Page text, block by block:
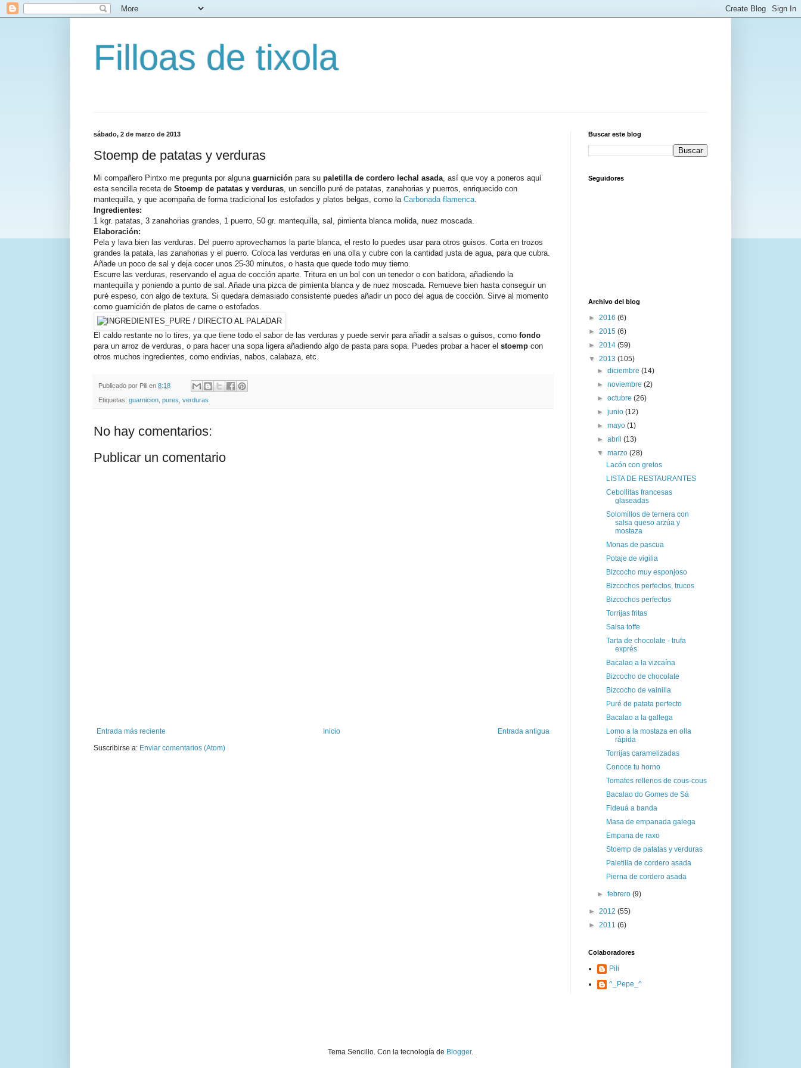
Filloas de tixola
sábado, 2 de marzo de 2013
Stoemp de patatas y verduras
Mi compañero Pintxo me pregunta por alguna guarnición para su paletilla de cordero lechal asada , así que voy a poneros aquí
esta sencilla receta de Stoemp de patatas y verduras , un sencillo puré de patatas, zanahorias y puerros, enriquecido con
mantequilla, y que acompaña de forma tradicional los estofados y platos belgas, como la Carbonada flamenca
Ingredientes:
1 kgr. patatas, 3 zanahorias grandes, 1 puerro, 50 gr. mantequilla, sal, pimienta blanca molida, nuez moscada.
Elaboración:
Pela y lava bien las verduras. Del puerro aprovechamos la parte blanca, el resto lo puedes usar para otros guisos. Corta en trozos
grandes la patata, las zanahorias y el puerro. Coloca las verduras en una olla y cubre con la cantidad justa de agua, para que cubra.
Añade un poco de sal y deja cocer unos 25-30 minutos, o hasta que quede todo muy tierno.
Escurre las verduras, reservando el agua de cocción aparte. Tritura en un bol con un tenedor o con batidora, añadiendo la
mantequilla y poniendo a punto de sal. Añade una pizca de pimienta blanca y de nuez moscada. Remueve bien hasta conseguir un
puré espeso, con algo de textura. Si quedara demasiado consistente puedes añadir un poco del agua de cocción. Sirve al momento
como guarnición de platos de carne o estofados.
El caldo restante no lo tires, ya que tiene todo el sabor de las verduras y puede servir para añadir a salsas o guisos, como fondo
para un arroz de verduras, o para hacer una sopa ligera añadiendo algo de pasta para sopa. Puedes probar a hacer el stoemp con
otros muchos ingredientes, como endivias, nabos, calabaza, etc.
Publicado por Pili en 8:18
Etiquetas: guarnicion pures verduras
No hay comentarios:
Publicar un comentario
Entrada más reciente Entrada antigua
Inicio
Suscribirse a: Enviar comentarios (Atom)
Buscar este blog
Seguidores
Archivo del blog
► 2016 (6)
► 2015 (6)
► 2014 (59)
▼ 2013 (105)
►diciembre(14)
►noviembre(2)
►octubre(26)
►junio(12)
►mayo(1)
►abril(13)
▼marzo(28)
Lacón con grelos
LISTA DE RESTAURANTES
Cebollitas francesas
glaseadas
Solomillos de ternera con
salsa queso arzúa y
mostaza
Monas de pascua
Potaje de vigilia
Bizcocho muy esponjoso
Bizcochos perfectos, trucos
Bizcochos perfectos
Torrijas fritas
Salsa toffe
Tarta de chocolate - trufa
exprés
Bacalao a la vizcaína
Bizcocho de chocolate
Bizcocho de vainilla
Puré de patata perfecto
Bacalao a la gallega
Lomo a la mostaza en olla
rápida
Torrijas caramelizadas
Conoce tu horno
Tomates rellenos de cous-cous
Bacalao do Gomes de Sá
Fideuá a banda
Masa de empanada galega
Empana de raxo
Stoemp de patatas y verduras
Paletilla de cordero asada
Pierna de cordero asada
►febrero(9)
► 2012 (55)
► 2011 (6)
Colaboradores
Pili
^_Pepe_^
Tema Sencillo. Con la tecnología de Blogger.